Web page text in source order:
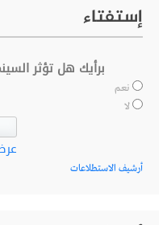
إستفتاء
برأيك هل تؤثر
نعم
لا
أرشيف الاستطلاعات